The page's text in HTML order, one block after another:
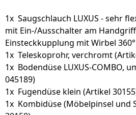
1x Saugschlauch LUXUS - sehr
mit Ein-/Ausschalter am
Einsteckkupplung mit Wirbel
1x Teleskoprohr, verchromt
1x Bodendüse LUXUS-COMBO,
045189)
1x Fugendüse klein (Artikel
1x Kombidüse (Möbelpinsel und